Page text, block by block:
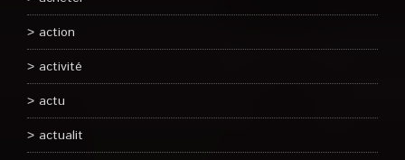
action
activité
actu
actualit